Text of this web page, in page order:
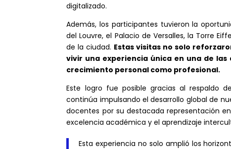
digitalizado.
Además, los participantes tuvieron la
del Louvre, el Palacio de Versalles, la Torre
de la ciudad. Estas visitas no solo
vivir una experiencia única en una de
crecimiento personal como profesional.
Este logro fue posible gracias al respaldo
continúa impulsando el desarrollo global de
docentes por su destacada representación
excelencia académica y el aprendizaje
Esta experiencia no solo amplió los